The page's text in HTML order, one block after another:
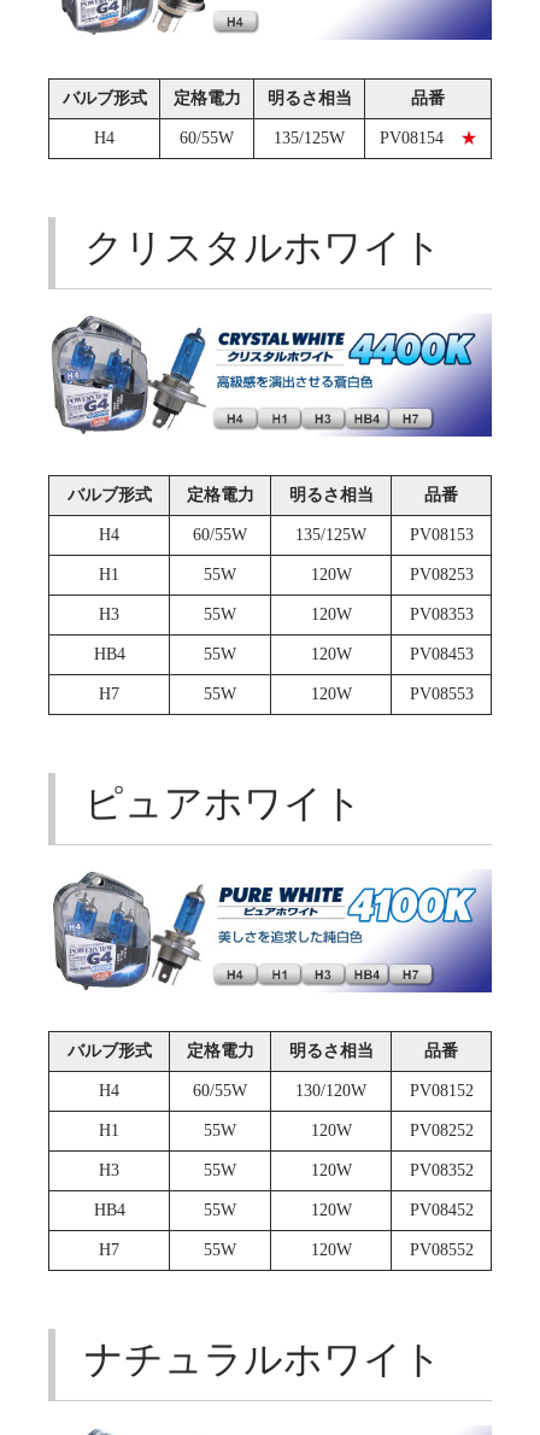
バルブ形式 定格電力 明るさ相当 品番
H4 60/55W 135/125W PV08154 ★
クリスタルホワイト
バルブ形式 定格電力 明るさ相当 品番
H4 60/55W 135/125W PV08153
H1 55W 120W PV08253
H3 55W 120W PV08353
HB4 55W 120W PV08453
H7 55W 120W PV08553
ピュアホワイト
バルブ形式 定格電力 明るさ相当 品番
H4 60/55W 130/120W PV08152
H1 55W 120W PV08252
H3 55W 120W PV08352
HB4 55W 120W PV08452
H7 55W 120W PV08552
ナチュラルホワイト